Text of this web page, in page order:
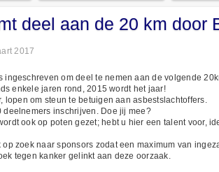
deel aan de 20 km door
2017
ingeschreven om deel te nemen aan de volgende
enkele jaren rond, 2015 wordt het jaar!
lopen om steun te betuigen aan asbestslachtoffers.
deelnemers inschrijven. Doe jij mee?
ook op poten gezet; hebt u hier een talent voor,
zoek naar sponsors zodat een maximum van
tegen kanker gelinkt aan deze oorzaak.